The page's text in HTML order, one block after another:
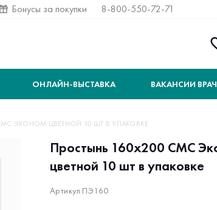
Бонусы за покупки 8-800-550-72-71
ОНЛАЙН-ВЫСТАВКА ВАКАНСИИ
ЭКОНОМ ЦВЕТНОЙ 10 ШТ В УПАКОВКЕ
Простынь 160х200 СМС
цветной 10 шт в упаковке
Артикул ПЭ160